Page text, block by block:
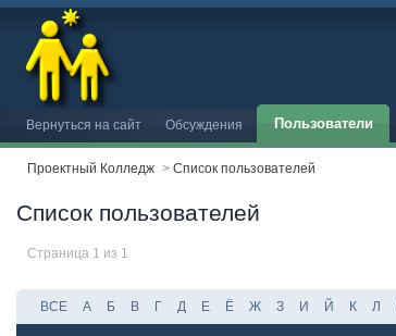
Вернуться на сайт Обсуждения Пользователи
Проектный Колледж > Список пользователей
Список пользователей
Страница 1 из 1
ВСЕ А Б В Г Д Е Ё Ж З И Й К Л